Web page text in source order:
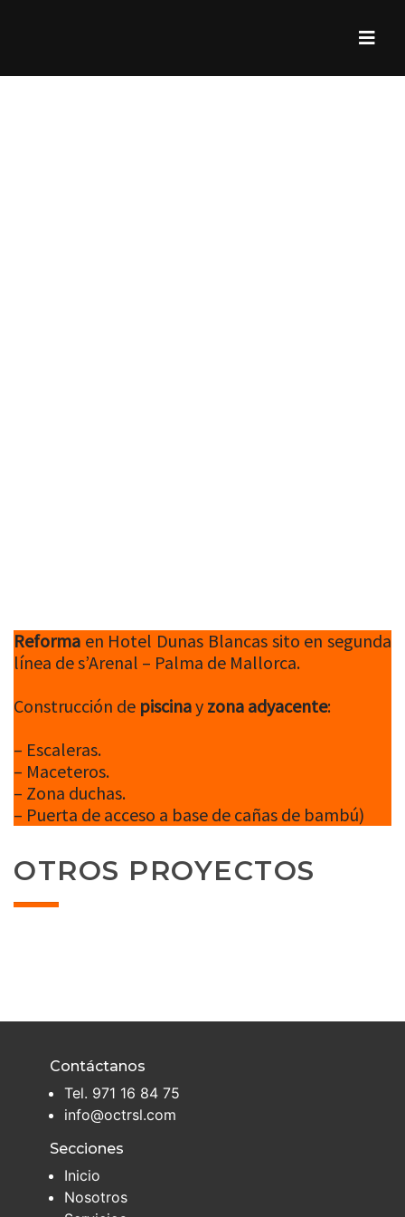
Reforma en Hotel Dunas Blancas sito en segunda
línea de s’Arenal – Palma de Mallorca.
Construcción de piscinay zona adyacente:
– Escaleras.
– Maceteros.
– Zona duchas.
– Puerta de acceso a base de cañas de bambú)
OTROS PROYECTOS
Contáctanos
Tel. 971 16 84 75
info@octrsl.com
Secciones
Inicio
Nosotros